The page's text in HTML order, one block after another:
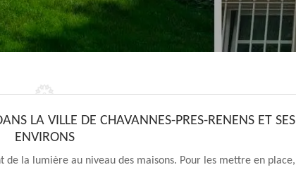
LA VILLE DE CHAVANNES-PRES-RENENS ET SES
ENVIRONS
de la lumière au niveau des maisons. Pour les mettre en place,